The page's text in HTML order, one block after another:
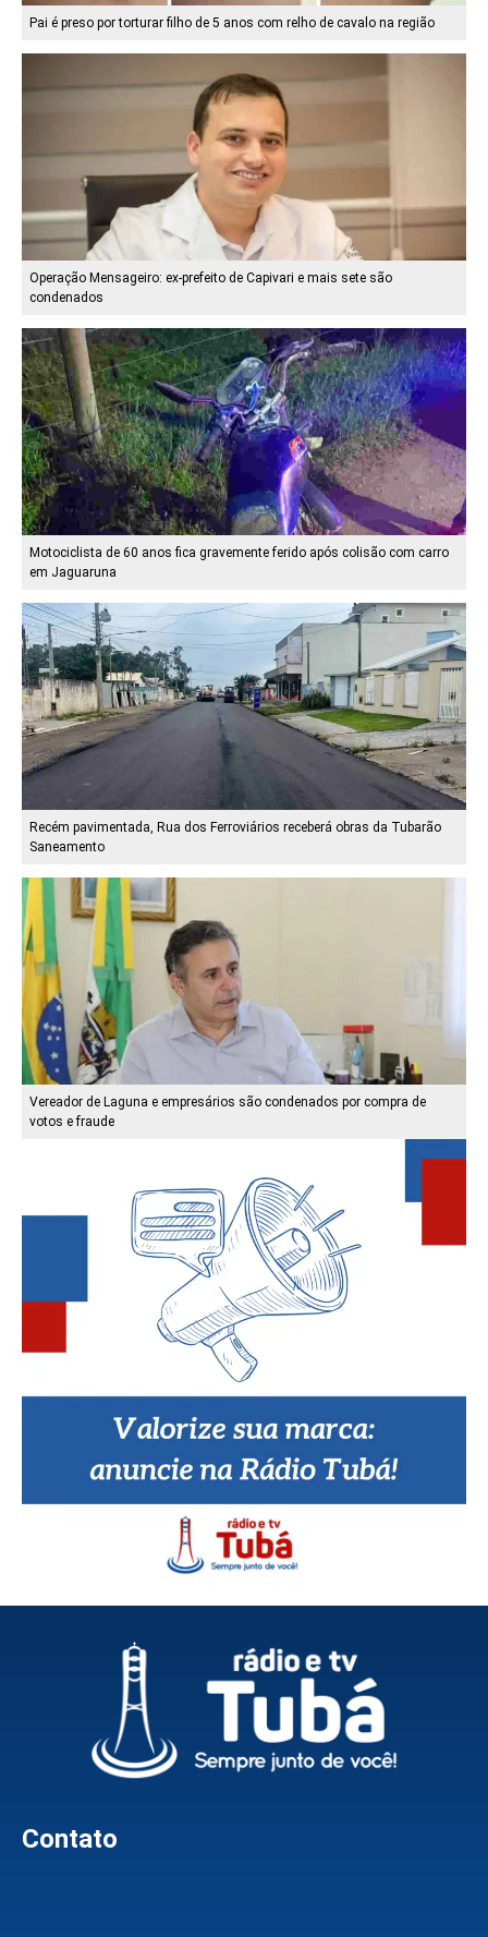
Pai é preso por torturar filho de 5 anos com relho de cavalo na região
Operação Mensageiro: ex-prefeito de Capivari e mais sete são
condenados
Motociclista de 60 anos fica gravemente ferido após colisão com carro
em Jaguaruna
Recém pavimentada, Rua dos Ferroviários receberá obras da Tubarão
Saneamento
Vereador de Laguna e empresários são condenados por compra de
votos e fraude
Contato